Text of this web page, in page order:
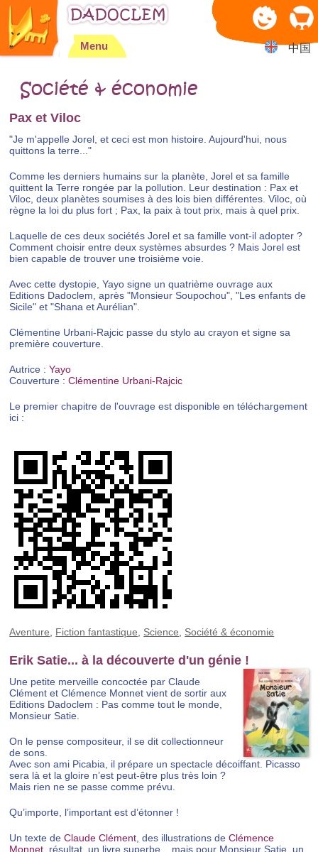
Jump to navigation
Menu 中国
Société & économie
Pax et Viloc
"Je m'appelle Jorel, et ceci est mon histoire. Aujourd'hui, nous
quittons la terre..."
Comme les derniers humains sur la planète, Jorel et sa famille
quittent la Terre rongée par la pollution. Leur destination : Pax et
Viloc, deux planètes soumises à des lois bien différentes. Viloc, où
règne la loi du plus fort ; Pax, la paix à tout prix, mais à quel prix.
Laquelle de ces deux sociétés Jorel et sa famille vont-il adopter ?
Comment choisir entre deux systèmes absurdes ? Mais Jorel est
bien capable de trouver une troisième voie.
Avec cette dystopie, Yayo signe un quatrième ouvrage aux
Editions Dadoclem, après "Monsieur Soupochou", "Les enfants de
Sicile" et "Shana et Aurélian".
Clémentine Urbani-Rajcic passe du stylo au crayon et signe sa
première couverture.
Autrice :Yayo
Couverture :Clémentine Urbani-Rajcic
Le premier chapitre de l'ouvrage est disponible en téléchargement
ici :
Aventure Fiction fantastique Science Société & économie
Erik Satie... à la découverte d'un génie !
Une petite merveille concoctée par Claude
Clément et Clémence Monnet vient de sortir aux
Editions Dadoclem : Pas comme tout le monde,
Monsieur Satie.
On le pense compositeur, il se dit collectionneur
de sons.
Avec son ami Picabia, il prépare un spectacle décoiffant. Picasso
sera là et la gloire n’est peut-être plus très loin ?
Mais rien ne se passe comme prévu.
Qu’importe, l’important est d’étonner !
Un texte deClaude Clément , des illustrations deClémence
Monnet , résultat, un livre superbe... mais pour Monsieur Satie, un